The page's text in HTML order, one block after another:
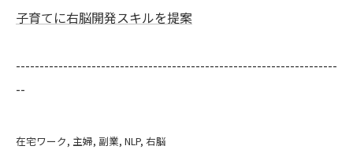
子育てに右脳開発スキルを提案
--------------------------------------------------------------------
--
在宅ワーク 主婦 副業 NLP 右脳